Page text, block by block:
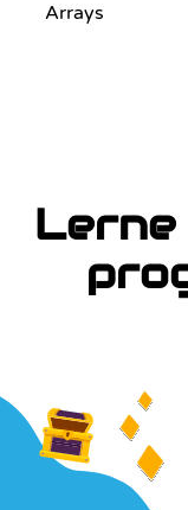
Arrays
Lerne